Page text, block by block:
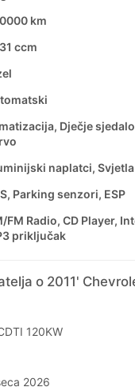
km
ccm
Dječje
naplatci,
Parking senzori, ESP
FM Radio, CD Player,
priključak
o 2011'
120KW
2026